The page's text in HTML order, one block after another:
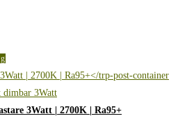
3Watt | 2700K | Ra95+